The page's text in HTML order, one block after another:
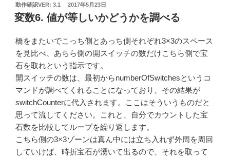
動作確認VER: 3.1
投
稿
日:
2017年5月23日
変数6. 値が等しいかどうかを調べる
橋をまたいでこっち側とあっち側それぞれ3×3のスペース
を見比べ、あちら側の開スイッチの数だけこちら側で宝
石を取れという指示です。
開スイッチの数は、最初からnumberOfSwitchesというコ
マンドが調べてくれることになっており、その結果が
switchCounterに代入されます。ここはそういうものだと
思って流してください。これと、自分でカウントした宝
石数を比較してループを繰り返します。
こちら側の3×3ゾーンは真ん中には立ち入れず外周を周回
していけば、時折宝石が湧いて出るので、それを取って